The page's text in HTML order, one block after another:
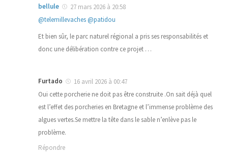
bellule
27 mars 2026 à 20:58
@telemillevaches @patidou
Et bien sûr, le parc naturel régional a pris ses responsabilités et
donc une délibération contre ce projet …
Furtado
16 avril 2026 à 00:47
Oui cette porcherie ne doit pas être construite .On sait déjà quel
est l’effet des porcheries en Bretagne et l’immense problème des
algues vertes.Se mettre la tête dans le sable n’enlève pas le
problème.
Répondre